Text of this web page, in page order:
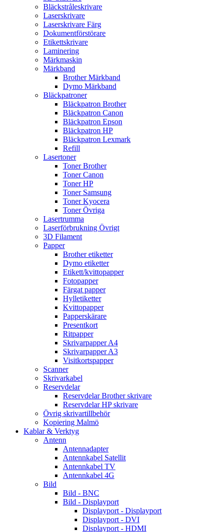
Bläckstråleskrivare
Laserskrivare
Laserskrivare Färg
Dokumentförstörare
Etikettskrivare
Laminering
Märkmaskin
Märkband
Brother Märkband
Dymo Märkband
Bläckpatroner
Bläckpatron Brother
Bläckpatron Canon
Bläckpatron Epson
Bläckpatron HP
Bläckpatron Lexmark
Refill
Lasertoner
Toner Brother
Toner Canon
Toner HP
Toner Samsung
Toner Kyocera
Toner Övriga
Lasertrumma
Laserförbrukning Övrigt
3D Filament
Papper
Brother etiketter
Dymo etiketter
Etikett/kvittopapper
Fotopapper
Färgat papper
Hylletiketter
Kvittopapper
Papperskärare
Presentkort
Ritpapper
Skrivarpapper A4
Skrivarpapper A3
Visitkortspapper
Scanner
Skrivarkabel
Reservdelar
Reservdelar Brother skrivare
Reservdelar HP skrivare
Övrig skrivartillbehör
Kopiering Malmö
Kablar & Verktyg
Antenn
Antennadapter
Antennkabel Satellit
Antennkabel TV
Antennkabel 4G
Bild
Bild - BNC
Bild - Displayport
Displayport - Displayport
Displayport - DVI
Displayport - HDMI